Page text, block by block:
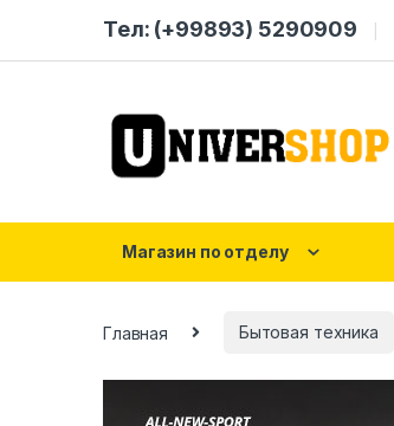
Тел: (+99893) 5290909
Магазин по отделу
Главная Бытовая техника